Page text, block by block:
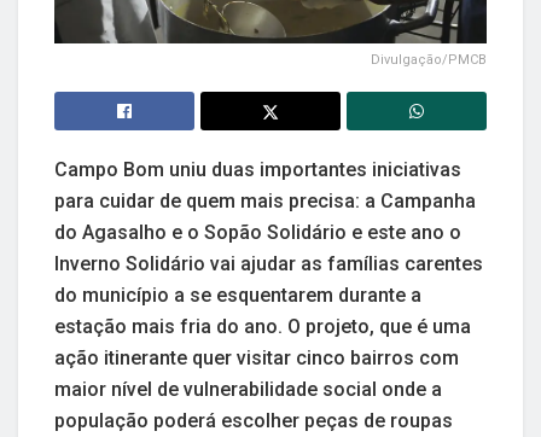
Divulgação/PMCB
Campo Bom uniu duas importantes iniciativas
para cuidar de quem mais precisa: a Campanha
do Agasalho e o Sopão Solidário e este ano o
Inverno Solidário vai ajudar as famílias carentes
do município a se esquentarem durante a
estação mais fria do ano. O projeto, que é uma
ação itinerante quer visitar cinco bairros com
maior nível de vulnerabilidade social onde a
população poderá escolher peças de roupas